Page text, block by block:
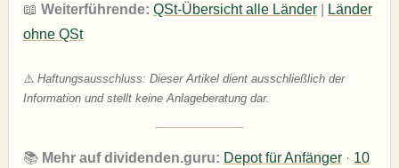
📖 Weiterführende: QSt-Übersicht alle Länder|
Länder
ohne QSt
⚠️ Haftungsausschluss: Dieser Artikel dient ausschließlich der
Information und stellt keine Anlageberatung dar.
📚 Mehr auf dividenden.guru: Depot für Anfänger· 10